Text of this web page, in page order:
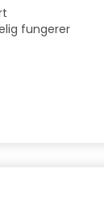
fungerer